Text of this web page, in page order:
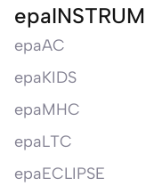
epaAC
epaKIDS
epaMHC
epaLTC
epaECLIPSE